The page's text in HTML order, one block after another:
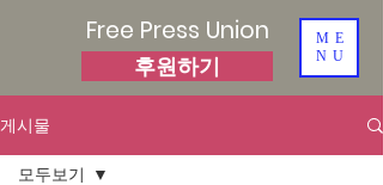
Free Press Union
후원하기
ME
NU
게시물
모두보기